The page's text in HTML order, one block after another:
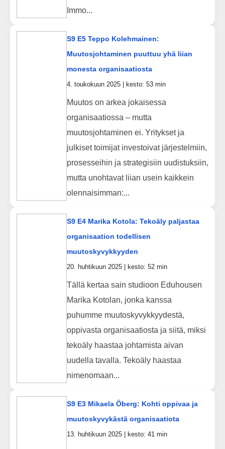
Immo...
S9 E5 Teppo Kolehmainen:
Muutosjohtaminen puuttuu yhä liian
monesta organisaatiosta
4. toukokuun 2025 | kesto: 53 min
Muutos on arkea jokaisessa
organisaatiossa – mutta
muutosjohtaminen ei. Yritykset ja
julkiset toimijat investoivat järjestelmiin,
prosesseihin ja strategisiin uudistuksiin,
mutta unohtavat liian usein kaikkein
olennaisimman:...
S9 E4 Marika Kotola: Tekoäly paljastaa
organisaation todellisen
muutoskyvykkyyden
20. huhtikuun 2025 | kesto: 52 min
Tällä kertaa sain studioon Eduhousen
Marika Kotolan, jonka kanssa
puhumme muutoskyvykkyydestä,
oppivasta organisaatiosta ja siitä, miksi
tekoäly haastaa johtamista aivan
uudella tavalla. Tekoäly haastaa
nimenomaan...
S9 E3 Mikaela Öberg: Kohti oppivaa ja
muutoskyvykästä organisaatiota
13. huhtikuun 2025 | kesto: 41 min